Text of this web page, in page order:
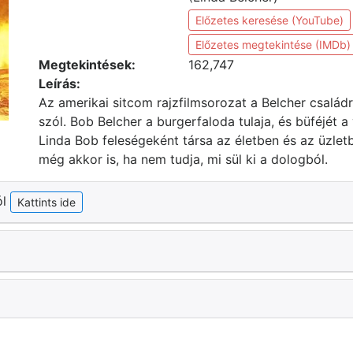
Előzetes keresése (YouTube)
Előzetes megtekintése (IMDb)
Megtekintések:
162,747
Leírás:
Az amerikai sitcom rajzfilmsorozat a Belcher
szól. Bob Belcher a burgerfaloda tulaja, és büféjét
Linda Bob feleségeként társa az életben és az
még akkor is, ha nem tudja, mi sül ki a dologból.
Kattints ide